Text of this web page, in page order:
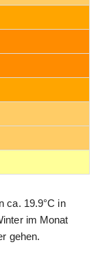
ca. 19.9°C in
im Monat
gehen.